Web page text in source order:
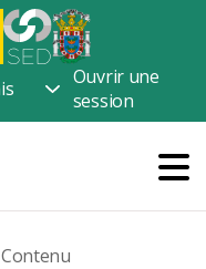
Ouvrir une
session
Contenu